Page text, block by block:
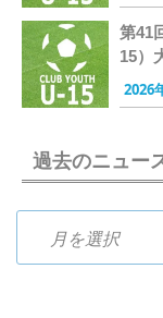
第41
15）
2026
過去のニュー